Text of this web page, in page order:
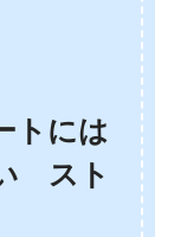
トには
スト